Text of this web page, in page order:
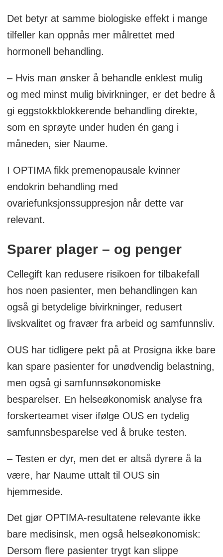
Det betyr at samme biologiske effekt i mange
tilfeller kan oppnås mer målrettet med
hormonell behandling.
– Hvis man ønsker å behandle enklest mulig
og med minst mulig bivirkninger, er det bedre å
gi eggstokkblokkerende behandling direkte,
som en sprøyte under huden én gang i
måneden, sier Naume.
I OPTIMA fikk premenopausale kvinner
endokrin behandling med
ovariefunksjonssuppresjon når dette var
relevant.
Sparer plager – og penger
Cellegift kan redusere risikoen for tilbakefall
hos noen pasienter, men behandlingen kan
også gi betydelige bivirkninger, redusert
livskvalitet og fravær fra arbeid og samfunnsliv.
OUS har tidligere pekt på at Prosigna ikke bare
kan spare pasienter for unødvendig belastning,
men også gi samfunnsøkonomiske
besparelser. En helseøkonomisk analyse fra
forskerteamet viser ifølge OUS en tydelig
samfunnsbesparelse ved å bruke testen.
– Testen er dyr, men det er altså dyrere å la
være, har Naume uttalt til OUS sin
hjemmeside.
Det gjør OPTIMA-resultatene relevante ikke
bare medisinsk, men også helseøkonomisk:
Dersom flere pasienter trygt kan slippe